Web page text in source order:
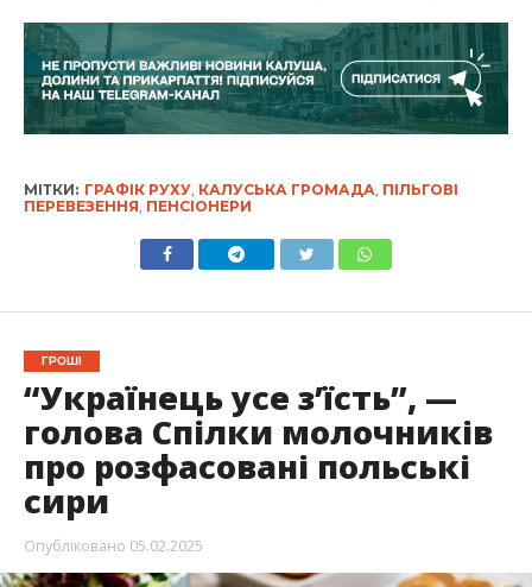
МІТКИ: ГРАФІК РУХУ, КАЛУСЬКА ГРОМАДА, ПІЛЬГОВІ
ПЕРЕВЕЗЕННЯ, ПЕНСІОНЕРИ
ГРОШІ
“Українець усе з’їсть”, —
голова Спілки молочників
про розфасовані польські
сири
Опубліковано 05.02.2025